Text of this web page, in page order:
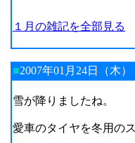
１月の雑記を全部見る
■2007年01月24日（木）
雪が降りましたね。
愛車のタイヤを冬用の